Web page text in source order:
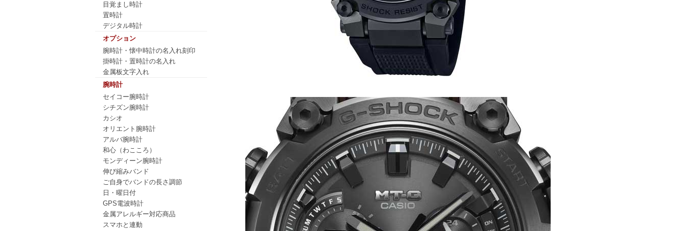
目覚まし時計
置時計
デジタル時計
オプション
腕時計・懐中時計の名入れ刻印
掛時計・置時計の名入れ
金属板文字入れ
腕時計
セイコー腕時計
シチズン腕時計
カシオ
オリエント腕時計
アルバ腕時計
和心（わこころ）
モンディーン腕時計
伸び縮みバンド
ご自身でバンドの長さ調節
日・曜日付
GPS電波時計
金属アレルギー対応商品
スマホと連動